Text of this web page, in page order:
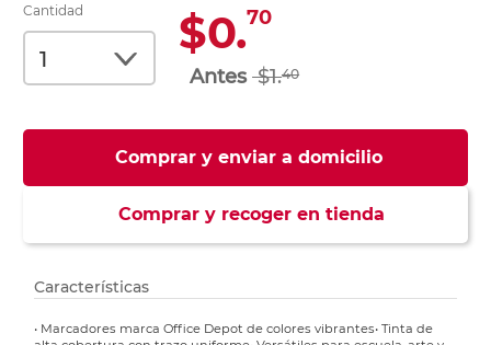
Cantidad $0.70
$1.40
Comprar y enviar a domicilio
Comprar y recoger en tienda
Características
• Marcadores marca Office Depot de colores vibrantes• Tinta de